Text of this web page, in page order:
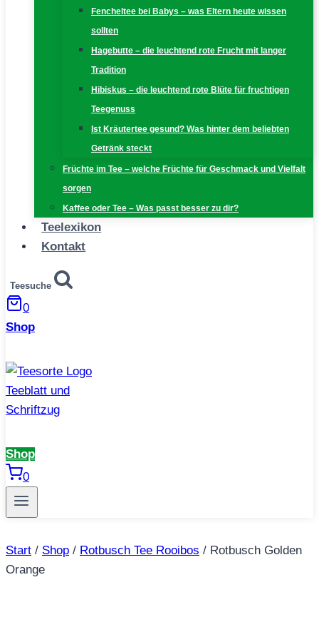
Fencheltee bei Babys – was Eltern heute wissen
sollten
Hagebutte – die leuchtend rote Frucht mit langer
Tradition
Hibiskus – die leuchtend rote Blüte für fruchtigen
Teegenuss
Ist Kräutertee gesund? Was hinter dem beliebten
Getränk steckt
Früchte im Tee – welche Früchte für Geschmack und Vielfalt
sorgen
Kaffee oder Tee – Was passt besser zu dir?
Teelexikon
Kontakt
Teesuche
0
Shop
Shop
0
Start / Shop / Rotbusch Tee Rooibos / Rotbusch Golden
Orange